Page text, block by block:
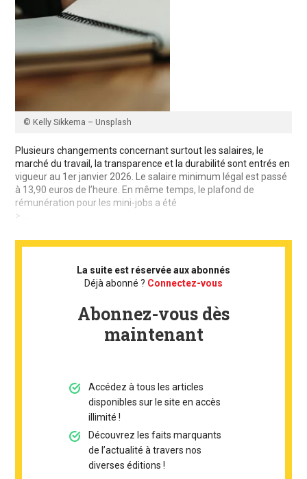
© Kelly Sikkema – Unsplash
Plusieurs changements concernant surtout les salaires, le
marché du travail, la transparence et la durabilité sont entrés en
vigueur au 1er janvier 2026. Le salaire minimum légal est passé
à 13,90 euros de l’heure. En même temps, le plafond de
rémunération pour les mini-jobs a été
> ...
La suite est réservée aux abonnés
Déjà abonné ? Connectez-vous
Abonnez-vous dès
maintenant
Accédez à tous les articles
disponibles sur le site en accès
illimité !
Découvrez les faits marquants
de l’actualité à travers nos
diverses éditions !